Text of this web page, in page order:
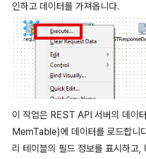
인하고 데이터를 가져옵니다.
이 작업은 REST API 서버의 데이
MemTable)에 데이터를 로드합니
리 테이블의 필드 정보를 표시하고,